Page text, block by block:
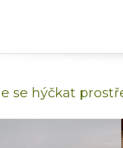
se hýčkat